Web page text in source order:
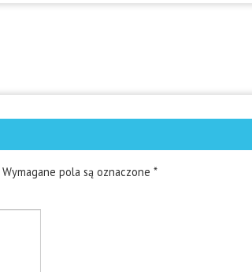
Wymagane pola są oznaczone *